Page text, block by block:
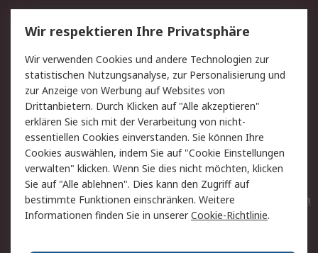
Service
Value Added Services
Lieferlösungen
Rücksendungen
Kontakt
Hilfe
Privatkunden
Rechtliches
AGB
Datenschutz
Cookie-Richtlinie
Zahlungsbedingungen
Copyright/Impressum
Entsorgung
Elektrogeräte/Batterien
Wir respektieren Ihre Privatsphäre
Wir verwenden Cookies und andere Technologien zur
statistischen Nutzungsanalyse, zur Personalisierung und
zur Anzeige von Werbung auf Websites von
Drittanbietern. Durch Klicken auf "Alle akzeptieren"
erklären Sie sich mit der Verarbeitung von nicht-
essentiellen Cookies einverstanden. Sie können Ihre
Cookies auswählen, indem Sie auf "Cookie Einstellungen
verwalten" klicken. Wenn Sie dies nicht möchten, klicken
Sie auf "Alle ablehnen". Dies kann den Zugriff auf
bestimmte Funktionen einschränken. Weitere
Informationen finden Sie in unsererCookie-Richtlinie.